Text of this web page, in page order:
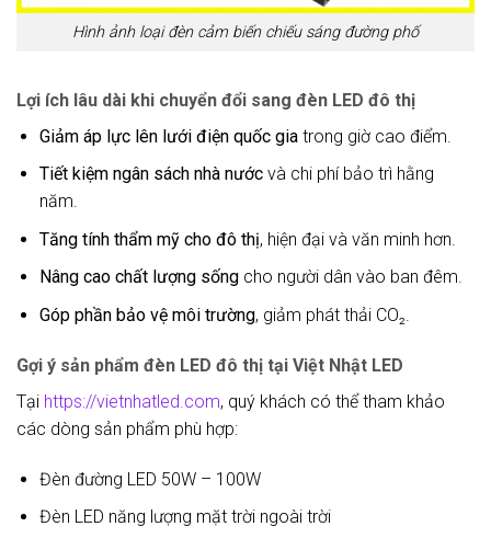
Hình ảnh loại đèn cảm biến chiếu sáng đường phố
Lợi ích lâu dài khi chuyển đổi sang đèn LED đô thị
Giảm áp lực lên lưới điện quốc giatrong giờ cao điểm.
Tiết kiệm ngân sách nhà nướcvà chi phí bảo trì hằng
năm.
Tăng tính thẩm mỹ cho đô thị, hiện đại và văn minh hơn.
Nâng cao chất lượng sốngcho người dân vào ban đêm.
Góp phần bảo vệ môi trường, giảm phát thải CO₂.
Gợi ý sản phẩm đèn LED đô thị tại Việt Nhật LED
Tại https://vietnhatled.com, quý khách có thể tham khảo
các dòng sản phẩm phù hợp:
Đèn đường LED 50W – 100W
Đèn LED năng lượng mặt trời ngoài trời